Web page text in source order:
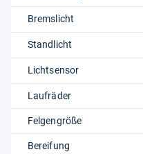
Bremslicht
Standlicht
Lichtsensor
Laufräder
Felgengröße
Bereifung